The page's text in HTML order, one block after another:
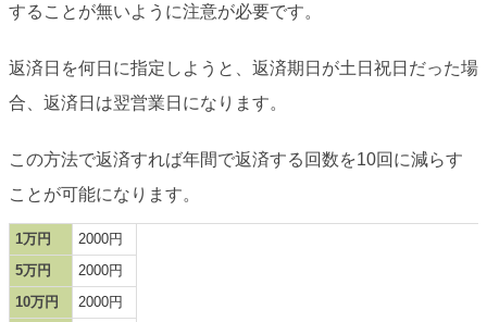
することが無いように注意が必要です。
返済日を何日に指定しようと、返済期日が土日祝日だった場
合、返済日は翌営業日になります。
この方法で返済すれば年間で返済する回数を10回に減らす
ことが可能になります。
1万円
2000円
5万円
2000円
10万円
2000円